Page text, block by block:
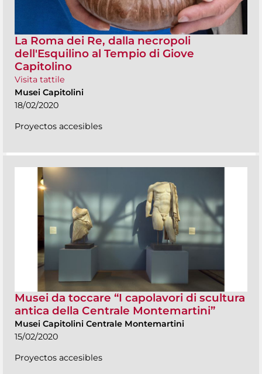
La Roma dei Re, dalla necropoli
dell'Esquilino al Tempio di Giove
Capitolino
Visita tattile
Musei Capitolini
18/02/2020
Proyectos accesibles
Musei da toccare “I capolavori di scultura
antica della Centrale Montemartini”
Musei Capitolini Centrale Montemartini
15/02/2020
Proyectos accesibles